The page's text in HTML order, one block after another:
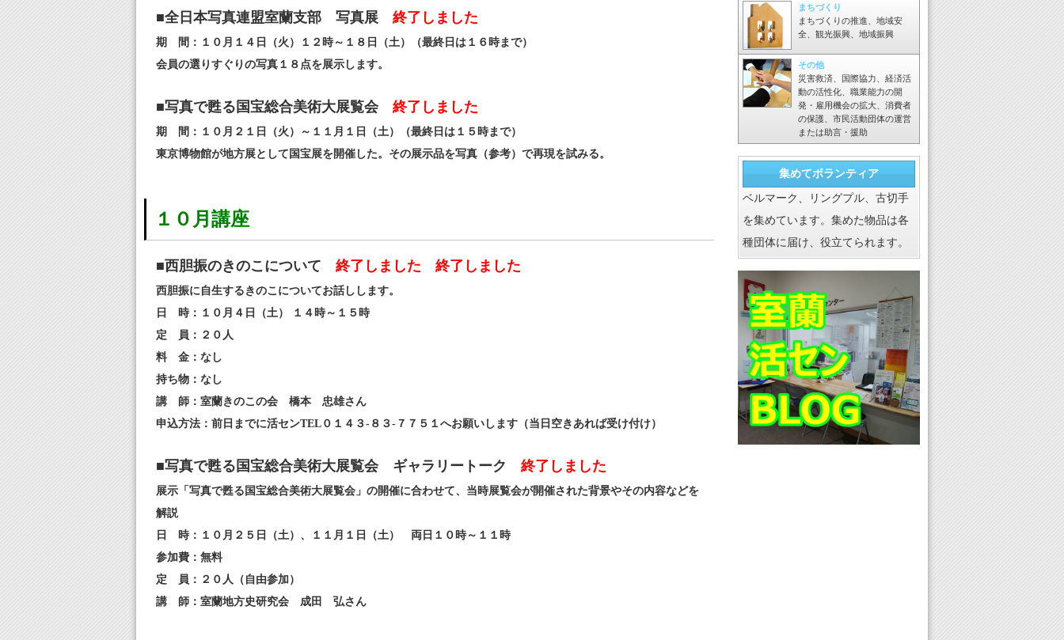
■全日本写真連盟室蘭支部 写真展 終了しました
期 間：１０月１４日（火）１２時～１８日（土）（最終日は１６時まで）
会員の選りすぐりの写真１８点を展示します。
■写真で甦る国宝総合美術大展覧会終了しました
期 間：１０月２１日（火）～１１月１日（土）（最終日は１５時まで）
東京博物館が地方展として国宝展を開催した。その展示品を写真（参考）で再現を試みる。
１０月講座
■西胆振のきのこについて 終了しました 終了しました
西胆振に自生するきのこについてお話しします。
日 時：１０月４日（土） １４時～１５時
定 員：２０人
料 金：なし
持ち物：なし
講 師：室蘭きのこの会 橋本 忠雄さん
申込方法：前日までに活センTEL０１４３-８３-７７５１へお願いします（当日空きあれば受け付け）
■写真で甦る国宝総合美術大展覧会 ギャラリートーク 終了しました
展示「写真で甦る国宝総合美術大展覧会」の開催に合わせて、当時展覧会が開催された背景やその内容などを
解説
日 時：１０月２５日（土）、１１月１日（土） 両日１０時～１１時
参加費：無料
定 員：２０人（自由参加）
講 師：室蘭地方史研究会 成田 弘さん
まちづくり
まちづくりの推進、地域安
全、観光振興、地域振興
その他
災害救済、国際協力、経済活
動の活性化、職業能力の開
発・雇用機会の拡大、消費者
の保護、市民活動団体の運営
または助言・援助
集めてボランティア
ベルマーク、リングプル、古切手
を集めています。集めた物品は各
種団体に届け、役立てられます。